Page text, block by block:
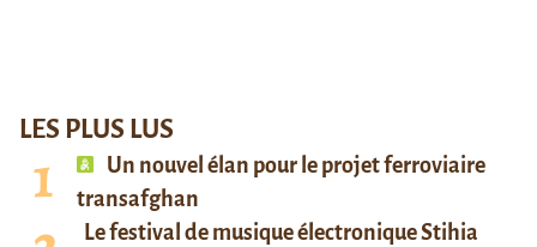
LES PLUS LUS
Un nouvel élan pour le projet ferroviaire
transafghan
Le festival de musique électronique Stihia